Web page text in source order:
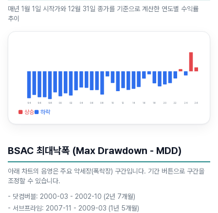
매년 1월 1일 시작가와 12월 31일 종가를 기준으로 계산한 연도별 수익률
추이
94 96 98 00 02 04 06 08 10 12 14 16 18 20 22 24 26
■ 상승■ 하락
BSAC 최대낙폭 (Max Drawdown - MDD)
아래 차트의 음영은 주요 약세장(폭락장) 구간입니다. 기간 버튼으로 구간을
조정할 수 있습니다.
- 닷컴버블: 2000-03 - 2002-10 (2년 7개월)
- 서브프라임: 2007-11 - 2009-03 (1년 5개월)